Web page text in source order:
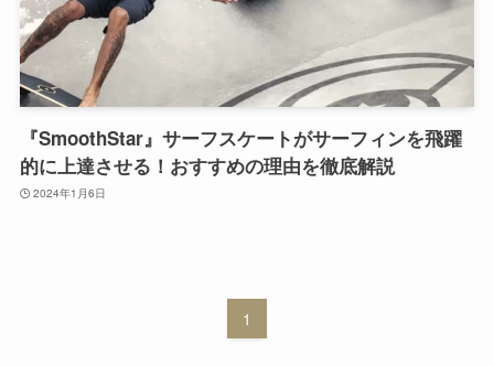
『SmoothStar』サーフスケートがサーフィンを飛躍
的に上達させる！おすすめの理由を徹底解説
2024年1月6日
1